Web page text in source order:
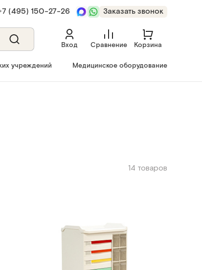
(495) 150‑27‑26 Заказать звонок
Вход Сравнение Корзина
учреждений Медицинское оборудование
14 товаров